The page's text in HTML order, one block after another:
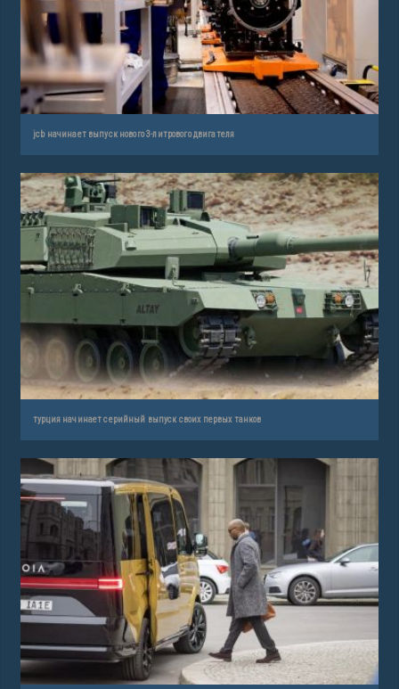
jcb начинает выпуск нового 3-литрового двигателя
турция начинает серийный выпуск своих первых танков